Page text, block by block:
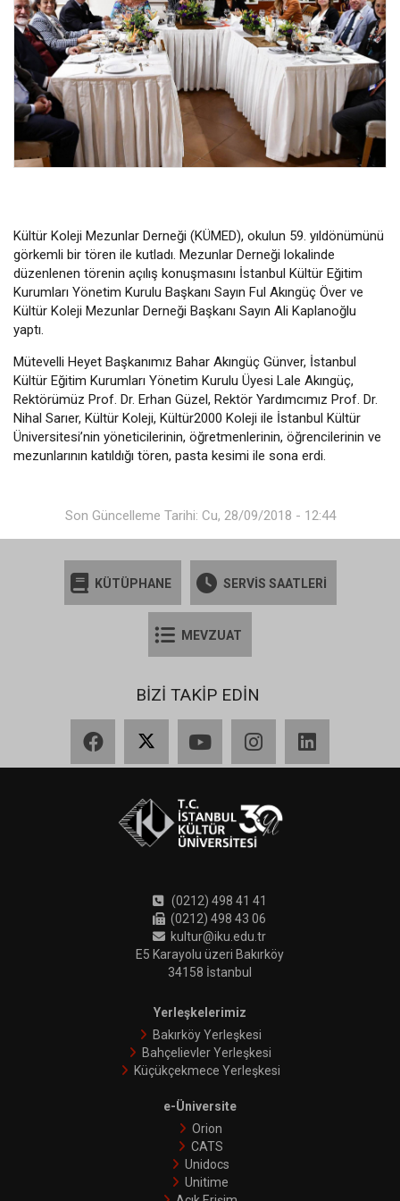
Kültür Koleji Mezunlar Derneği (KÜMED), okulun 59. yıldönümünü
görkemli bir tören ile kutladı. Mezunlar Derneği lokalinde
düzenlenen törenin açılış konuşmasını İstanbul Kültür Eğitim
Kurumları Yönetim Kurulu Başkanı Sayın Ful Akıngüç Över ve
Kültür Koleji Mezunlar Derneği Başkanı Sayın Ali Kaplanoğlu
yaptı.
Mütevelli Heyet Başkanımız Bahar Akıngüç Günver, İstanbul
Kültür Eğitim Kurumları Yönetim Kurulu Üyesi Lale Akıngüç,
Rektörümüz Prof. Dr. Erhan Güzel, Rektör Yardımcımız Prof. Dr.
Nihal Sarıer, Kültür Koleji, Kültür2000 Koleji ile İstanbul Kültür
Üniversitesi’nin yöneticilerinin, öğretmenlerinin, öğrencilerinin ve
mezunlarının katıldığı tören, pasta kesimi ile sona erdi.
Son Güncelleme Tarihi: Cu, 28/09/2018 - 12:44
KÜTÜPHANE SERVİS SAATLERİ
MEVZUAT
BİZİ TAKİP EDİN
(0212) 498 41 41
(0212) 498 43 06
kultur@iku.edu.tr
E5 Karayolu üzeri Bakırköy
34158 İstanbul
Yerleşkelerimiz
Bakırköy Yerleşkesi
Bahçelievler Yerleşkesi
Küçükçekmece Yerleşkesi
e-Üniversite
Orion
CATS
Unidocs
Unitime